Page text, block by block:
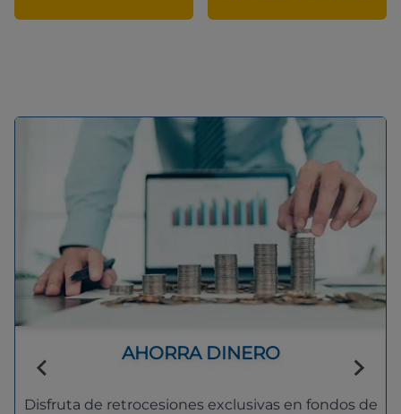
AHORRA DINERO
Disfruta de retrocesiones exclusivas en fondos de